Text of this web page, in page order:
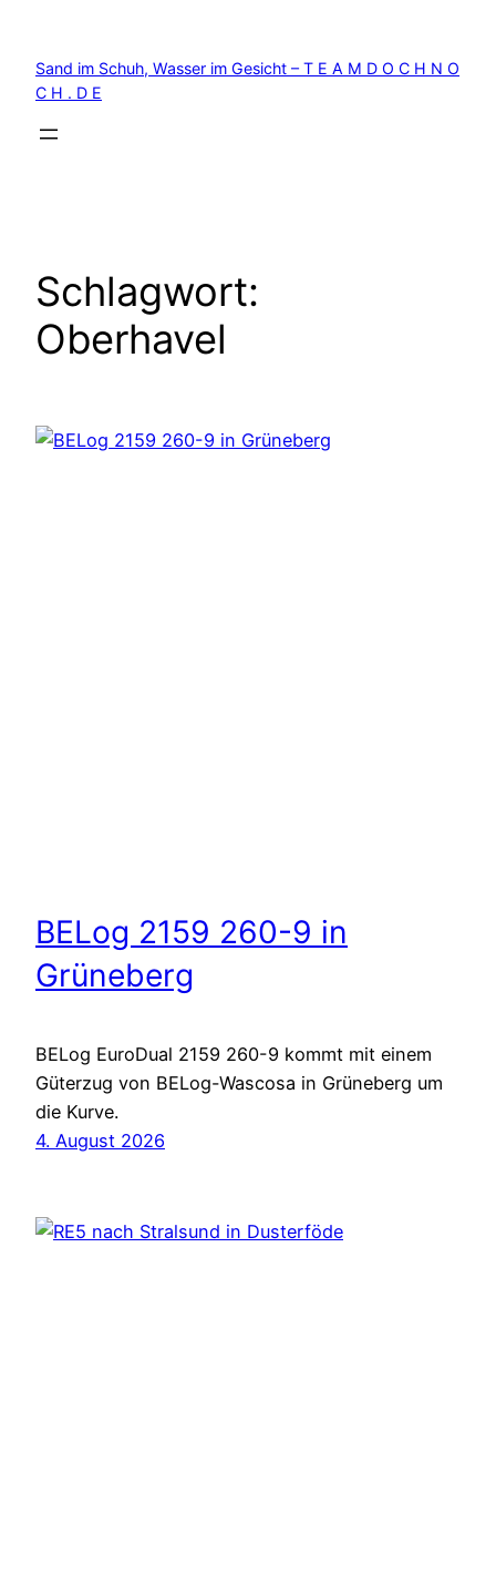
springen
Sand im Schuh, Wasser im Gesicht – T E A M D O C H N O
C H . D E
Schlagwort:
Oberhavel
BELog 2159 260-9 in
Grüneberg
BELog EuroDual 2159 260-9 kommt mit einem
Güterzug von BELog-Wascosa in Grüneberg um
die Kurve.
4. August 2026